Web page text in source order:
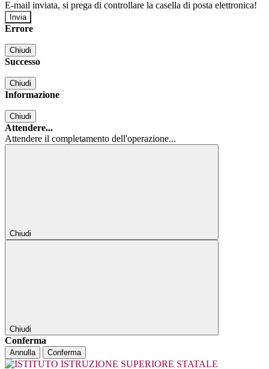
E-mail inviata, si prega di controllare la casella di posta elettronica!
Errore
Chiudi
Successo
Chiudi
Informazione
Chiudi
Attendere...
Attendere il completamento dell'operazione...
Chiudi
Chiudi
Conferma
Annulla Conferma